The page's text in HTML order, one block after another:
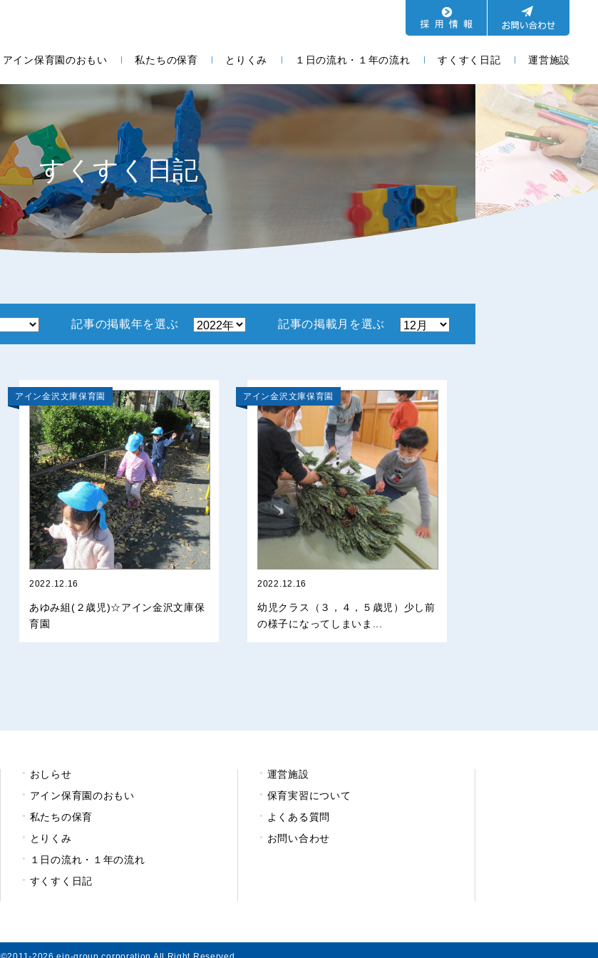
アイン保育園のおもい 私たちの保育 とりくみ １日の流れ・１年の流れ すくすく日記 運営施設
すくすく日記
記事の掲載年を選ぶ 記事の掲載月を選ぶ
アイン金沢文庫保育園
2022.12.16
あゆみ組(２歳児)☆アイン金沢文庫保
育園
アイン金沢文庫保育園
2022.12.16
幼児クラス（３，４，５歳児）少し前
の様子になってしまいま...
おしらせ
アイン保育園のおもい
私たちの保育
とりくみ
１日の流れ・１年の流れ
すくすく日記
運営施設
保育実習について
よくある質問
お問い合わせ